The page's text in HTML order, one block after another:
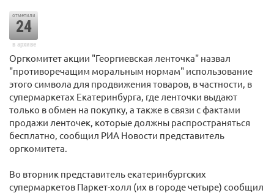
отметили
24
в архиве
Оргкомитет акции "Георгиевская ленточка" назвал
"противоречащим моральным нормам" использование
этого символа для продвижения товаров, в частности, в
супермаркетах Екатеринбурга, где ленточки выдают
только в обмен на покупку, а также в связи с фактами
продажи ленточек, которые должны распространяться
бесплатно, сообщил РИА Новости представитель
оргкомитета.
Во вторник представитель екатеринбургских
супермаркетов Паркет-холл (их в городе четыре) сообщил